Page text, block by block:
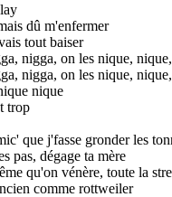
dû m'enfermer
tout baiser
nigga, on les nique,
nigga, on les nique,
nique
trop
que j'fasse gronder les
pas, dégage ta mère
qu'on vénère, toute la
comme rottweiler